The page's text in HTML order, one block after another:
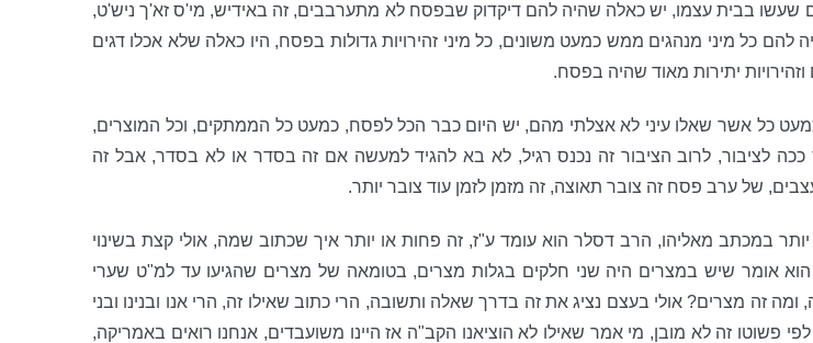
שעשו בבית עצמו, יש כאלה שהיה להם דיקדוק שבפסח לא מתערבבים, זה באידיש, מי'ס זא'ך ניש'ט,
להם כל מיני מנהגים ממש כמעט משונים, כל מיני זהירויות גדולות בפסח, היו כאלה שלא אכלו דגים
יתירות מאוד שהיה בפסח.
כל אשר שאלו עיני לא אצלתי מהם, יש היום כבר הכל לפסח, כמעט כל הממתקים, וכל המוצרים,
ככה לציבור, לרוב הציבור זה נכנס רגיל, לא בא להגיד למעשה אם זה בסדר או לא בסדר, אבל זה
של ערב פסח זה צובר תאוצה, זה מזמן לזמן עוד צובר יותר.
במכתב מאליהו, הרב דסלר הוא עומד ע"ז, זה פחות או יותר איך שכתוב שמה, אולי קצת בשינוי
אומר שיש במצרים היה שני חלקים בגלות מצרים, בטומאה של מצרים שהגיעו עד למ"ט שערי
זה מצרים? אולי בעצם נציג את זה בדרך שאלה ותשובה, הרי כתוב שאילו זה, הרי אנו ובנינו ובני
פשוטו זה לא מובן, מי אמר שאילו לא הוציאנו הקב"ה אז היינו משועבדים, אנחנו רואים באמריקה,